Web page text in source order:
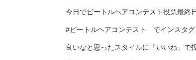
今日でビートルヘアコンテスト投票最終
#ビートルヘアコンテスト でインスタグ
良いなと思ったスタイルに「いいね」で